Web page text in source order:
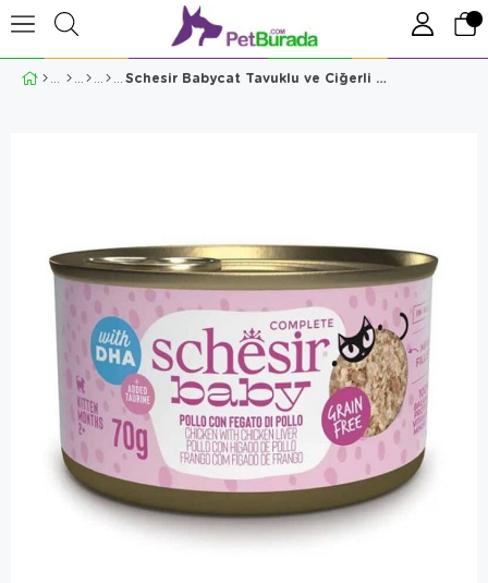
Schesir Babycat Tavuklu ve Ciğerli Yavru Kedi Konservesi 70 Gr